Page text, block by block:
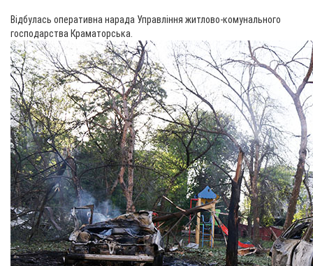
Відбулась оперативна нарада Управління житлово-комунального
господарства Краматорська.